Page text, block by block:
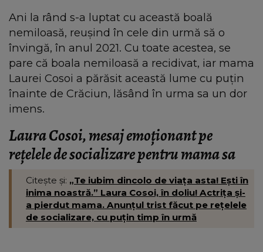
Ani la rând s-a luptat cu această boală
nemiloasă, reușind în cele din urmă să o
învingă, în anul 2021. Cu toate acestea, se
pare că boala nemiloasă a recidivat, iar mama
Laurei Cosoi a părăsit această lume cu puțin
înainte de Crăciun, lăsând în urma sa un dor
imens.
Laura Cosoi, mesaj emoționant pe
rețelele de socializare pentru mama sa
Citește și: „Te iubim dincolo de viața asta! Ești în
inima noastră.” Laura Cosoi, în doliu! Actrița și-
a pierdut mama. Anunțul trist făcut pe rețelele
de socializare, cu puțin timp în urmă